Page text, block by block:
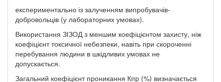
експериментально із залученням випробувачів-
добровольців (у лабораторних умовах).
Використання ЗІЗОД з меншим коефіцієнтом захисту, ніж
коефіцієнт токсичної небезпеки, навіть при скороченні
перебування людини в шкідливих умовах не
допускається.
Загальний коефіцієнт проникання Кпр (%) визначається